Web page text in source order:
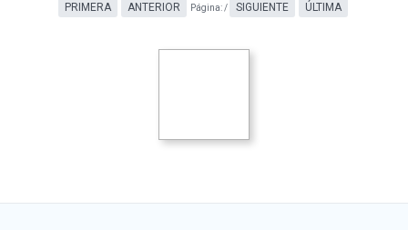
PRIMERA ANTERIOR Página:/ SIGUIENTE ÚLTIMA